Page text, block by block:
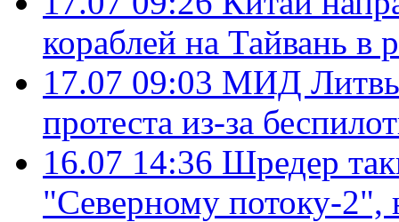
кораблей на Тайвань в
17.07 09:03 МИД Литвы
протеста из-за
16.07 14:36 Шредер
"Северному потоку-2",